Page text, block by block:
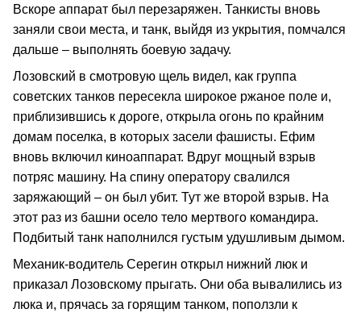
Вскоре аппарат был перезаряжен. Танкисты вновь
заняли свои места, и танк, выйдя из укрытия, помчался
дальше – выполнять боевую задачу.
Лозовский в смотровую щель видел, как группа
советских танков пересекла широкое ржаное поле и,
приблизившись к дороге, открыла огонь по крайним
домам поселка, в которых засели фашисты. Ефим
вновь включил киноаппарат. Вдруг мощный взрыв
потряс машину. На спину оператору свалился
заряжающий – он был убит. Тут же второй взрыв. На
этот раз из башни осело тело мертвого командира.
Подбитый танк наполнился густым удушливым дымом.
Механик-водитель Серегин открыл нижний люк и
приказал Лозовскому прыгать. Они оба вывалились из
люка и, прячась за горящим танком, поползли к